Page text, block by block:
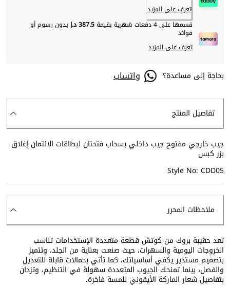
تعرف على المزيد
قسمها على 4 دفعات شهرية بقيمة
387.5 د.إ بدون رسوم أو
فوائد
تعرف على المزيد
بحاجة إلى مساعدة؟ واتساب
تفاصيل المنتج
جيب خارجي مفتوح جيب داخلي بسحاب فتحتان لبطاقات الائتمان إغلاق
بزر كبس
Style No: CDD05
ملاحظات المحرر
تعد حقيبة بروك من كوتش قطعة متعددة الإستخدامات تناسب
الخروجات اليومية والسهرات، حيث صنعت بعناية من الجلد، وتتميز
بتصميم مستدير يكفي أساسياتك، كما تأتي بحمالات قابلة للتعديل
والفصل، بينما تمنحك الجيوب المتعددة سهولة في التنظيم، وتزدان
بتفاصيل شعار الماركة الأيقوني للمسة فاخرة.